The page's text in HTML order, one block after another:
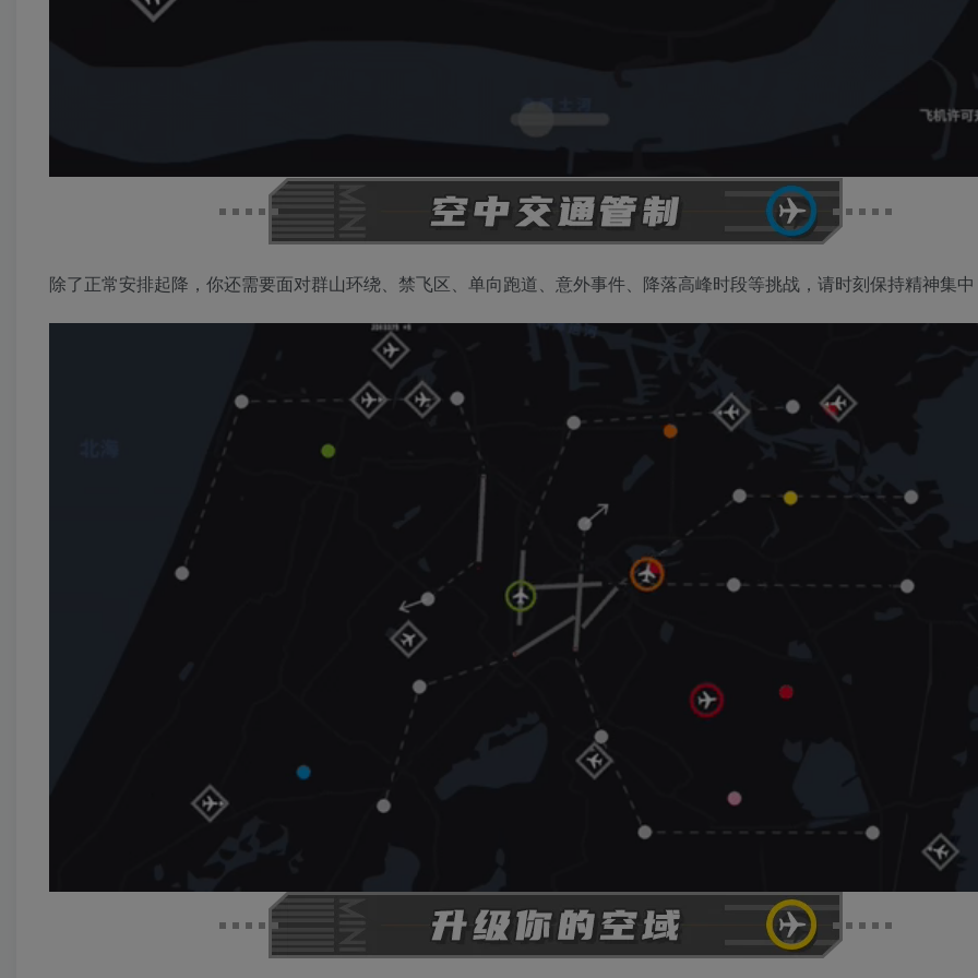
除了正常安排起降，你还需要面对群山环绕、禁飞区、单向跑道、意外事件、降落高峰时段等挑战，请时刻保持精神集